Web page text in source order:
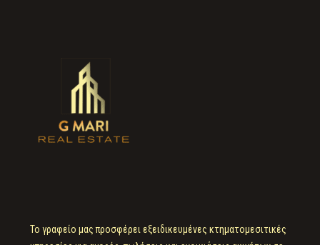
Το γραφείο μας προσφέρει εξειδικευμένες κτηματομεσιτικές